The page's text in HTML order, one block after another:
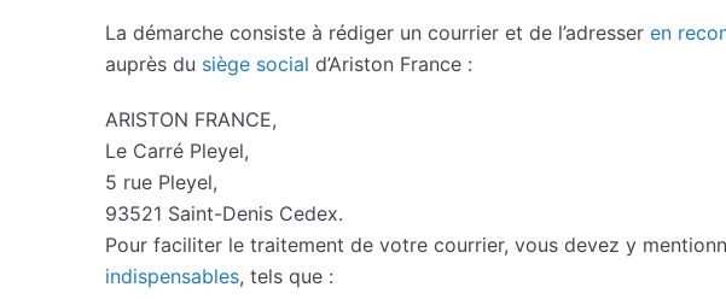
La démarche consiste à rédiger un courrier et de l’adresser en
auprès du siège social d’Ariston France :
ARISTON FRANCE,
Le Carré Pleyel,
5 rue Pleyel,
93521 Saint-Denis Cedex.
Pour faciliter le traitement de votre courrier, vous devez y
indispensables, tels que :